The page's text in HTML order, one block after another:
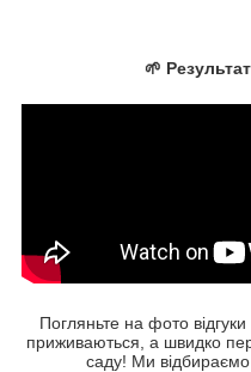
🌱
Погляньте на фото
приживаються, а швидко
саду! Ми